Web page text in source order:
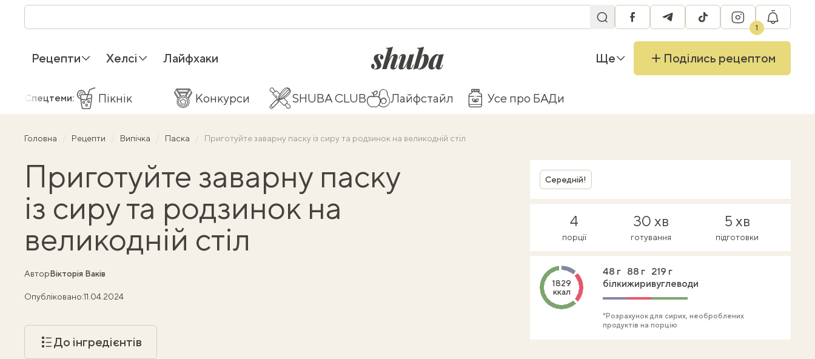
facebooktelegramtiktok instagram
1
Рецепти Хелсі Лайфхаки shuba.life Ще Поділись рецептом
Спецтеми: Пікнік Конкурси SHUBA CLUB Лайфстайл Усе про БАДи
Головна Рецепти Випічка Паска Приготуйте заварну паску із сиру та родзинок на великодній стіл
Приготуйте заварну паску
із сиру та родзинок на
великодній стіл
АвторВікторія Ваків
Опубліковано:11.04.2024
До інгредієнтів
Середній!
4
порції
30 хв
готування
5 хв
підготовки
1829
ккал
48 г
білки
88 г
жири
219 г
вуглеводи
*Розрахунок для сирих, необроблених
продуктів на порцію